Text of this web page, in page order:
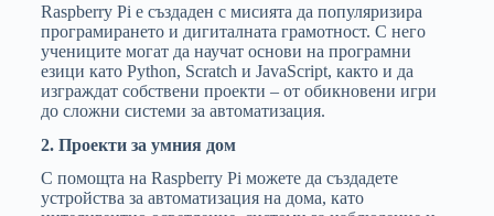
Raspberry Pi е създаден с мисията да популяризира
програмирането и дигиталната грамотност. С него
учениците могат да научат основи на програмни
езици като Python, Scratch и JavaScript, както и да
изграждат собствени проекти – от обикновени игри
до сложни системи за автоматизация.
2. Проекти за умния дом
С помощта на Raspberry Pi можете да създадете
устройства за автоматизация на дома, като